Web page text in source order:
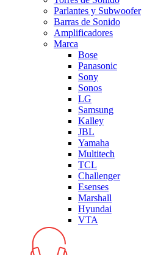
Parlantes y Subwoofer
Barras de Sonido
Amplificadores
Marca
Bose
Panasonic
Sony
Sonos
LG
Samsung
Kalley
JBL
Yamaha
Multitech
TCL
Challenger
Esenses
Marshall
Hyundai
VTA